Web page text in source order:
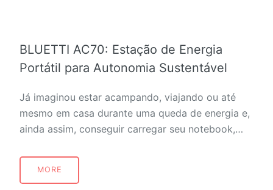
BLUETTI AC70: Estação de Energia
Portátil para Autonomia Sustentável
Já imaginou estar acampando, viajando ou até
mesmo em casa durante uma queda de energia e,
ainda assim, conseguir carregar seu notebook,…
MORE